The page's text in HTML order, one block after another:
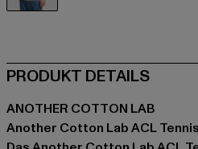
PRODUKT DETAILS
ANOTHER COTTON LAB
Another Cotton Lab ACL